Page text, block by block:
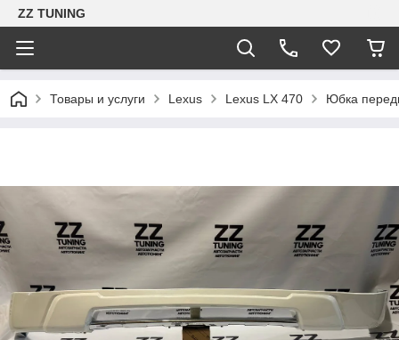
ZZ TUNING
Товары и услуги Lexus Lexus LX 470 Юбка